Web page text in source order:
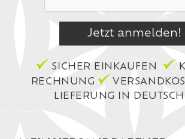
SICHER EINKAUFEN
RECHNUNG
LIEFERUNG IN